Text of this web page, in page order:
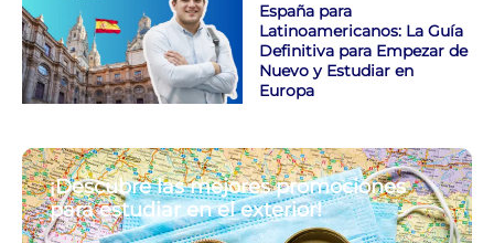
España para
Latinoamericanos: La Guía
Definitiva para Empezar de
Nuevo y Estudiar en
Europa
¡Descubre las mejores promociones
para estudiar en el exterior!